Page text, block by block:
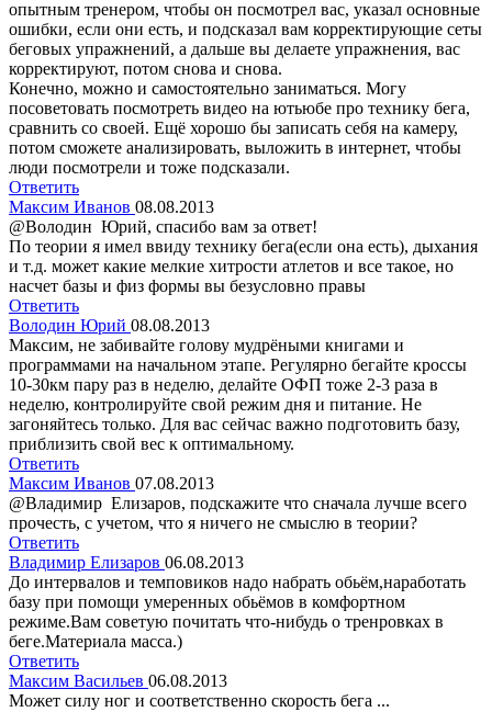
опытным тренером, чтобы он посмотрел вас, указал основные
ошибки, если они есть, и подсказал вам корректирующие сеты
беговых упражнений, а дальше вы делаете упражнения, вас
корректируют, потом снова и снова.
Конечно, можно и самостоятельно заниматься. Могу
посоветовать посмотреть видео на ютьюбе про технику бега,
сравнить со своей. Ещё хорошо бы записать себя на камеру,
потом сможете анализировать, выложить в интернет, чтобы
люди посмотрели и тоже подсказали.
Ответить
Максим Иванов 08.08.2013
@Володин Юрий, спасибо вам за ответ!
По теории я имел ввиду технику бега(если она есть), дыхания
и т.д. может какие мелкие хитрости атлетов и все такое, но
насчет базы и физ формы вы безусловно правы
Ответить
Володин Юрий 08.08.2013
Максим, не забивайте голову мудрёными книгами и
программами на начальном этапе. Регулярно бегайте кроссы
10-30км пару раз в неделю, делайте ОФП тоже 2-3 раза в
неделю, контролируйте свой режим дня и питание. Не
загоняйтесь только. Для вас сейчас важно подготовить базу,
приблизить свой вес к оптимальному.
Ответить
Максим Иванов 07.08.2013
@Владимир Елизаров, подскажите что сначала лучше всего
прочесть, с учетом, что я ничего не смыслю в теории?
Ответить
Владимир Елизаров 06.08.2013
До интервалов и темповиков надо набрать обьём,наработать
базу при помощи умеренных обьёмов в комфортном
режиме.Вам советую почитать что-нибудь о тренровках в
беге.Материала масса.)
Ответить
Максим Васильев 06.08.2013
Может силу ног и соответственно скорость бега ...